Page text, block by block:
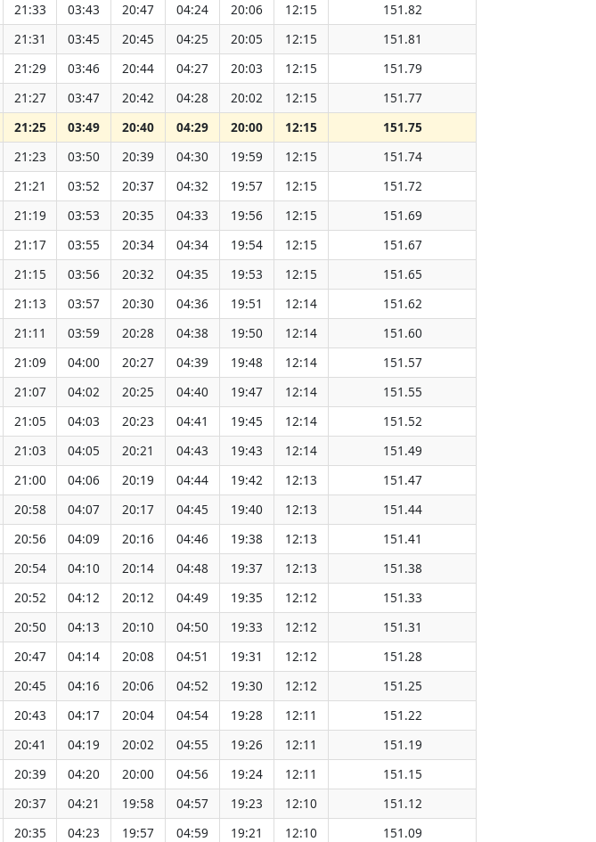
21:33 03:43 20:47 04:24 20:06 12:15
151.82
21:31 03:45 20:45 04:25 20:05 12:15
151.81
21:29 03:46 20:44 04:27 20:03 12:15
151.79
21:27 03:47 20:42 04:28 20:02 12:15
151.77
21:25 03:49 20:40 04:29 20:00 12:15
151.75
21:23 03:50 20:39 04:30 19:59 12:15
151.74
21:21 03:52 20:37 04:32 19:57 12:15
151.72
21:19 03:53 20:35 04:33 19:56 12:15
151.69
21:17 03:55 20:34 04:34 19:54 12:15
151.67
21:15 03:56 20:32 04:35 19:53 12:15
151.65
21:13 03:57 20:30 04:36 19:51 12:14
151.62
21:11 03:59 20:28 04:38 19:50 12:14
151.60
21:09 04:00 20:27 04:39 19:48 12:14
151.57
21:07 04:02 20:25 04:40 19:47 12:14
151.55
21:05 04:03 20:23 04:41 19:45 12:14
151.52
21:03 04:05 20:21 04:43 19:43 12:14
151.49
21:00 04:06 20:19 04:44 19:42 12:13
151.47
20:58 04:07 20:17 04:45 19:40 12:13
151.44
20:56 04:09 20:16 04:46 19:38 12:13
151.41
20:54 04:10 20:14 04:48 19:37 12:13
151.38
20:52 04:12 20:12 04:49 19:35 12:12
151.33
20:50 04:13 20:10 04:50 19:33 12:12
151.31
20:47 04:14 20:08 04:51 19:31 12:12
151.28
20:45 04:16 20:06 04:52 19:30 12:12
151.25
20:43 04:17 20:04 04:54 19:28 12:11
151.22
20:41 04:19 20:02 04:55 19:26 12:11
151.19
20:39 04:20 20:00 04:56 19:24 12:11
151.15
20:37 04:21 19:58 04:57 19:23 12:10
151.12
20:35 04:23 19:57 04:59 19:21 12:10
151.09